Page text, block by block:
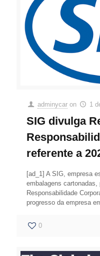
adminycar on 1
SIG divulga
referente a
[ad_1] A SIG, empresa
embalagens
Responsabilidade
progresso da empresa
0